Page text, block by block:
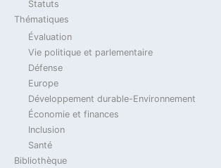
14 novembre 2023
2023 Actualité Billet Du Jour Défense
Loi de Programmation Militaire
coopération franco-allemande /
militärischen Programmierung
deutsch-französische
Statuts
Thématiques
Évaluation
Vie politique et parlementaire
Défense
Europe
Développement durable-Environnement
Économie et finances
Inclusion
Santé
Bibliothèque